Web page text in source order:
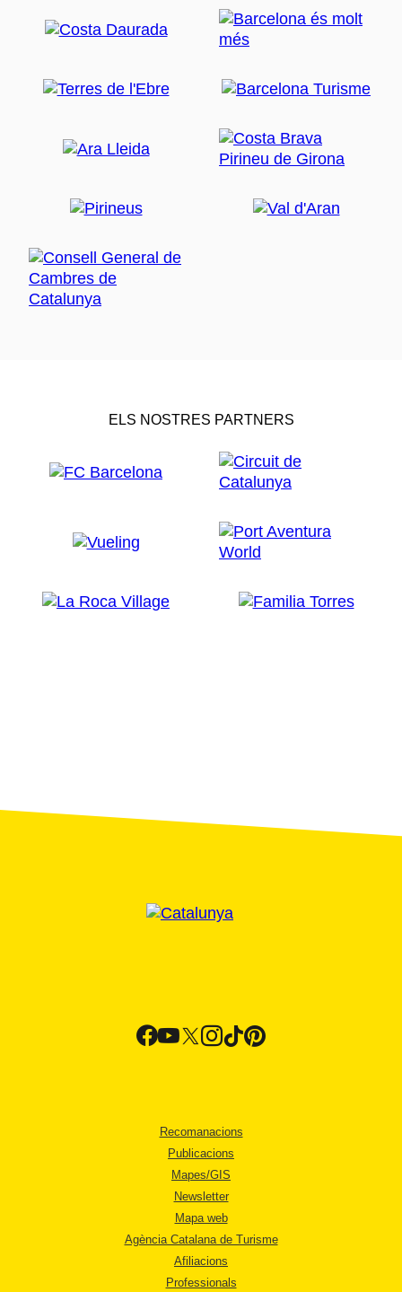
ELS NOSTRES PARTNERS
Recomanacions
Publicacions
Mapes/GIS
Newsletter
Mapa web
Agència Catalana de Turisme
Afiliacions
Professionals